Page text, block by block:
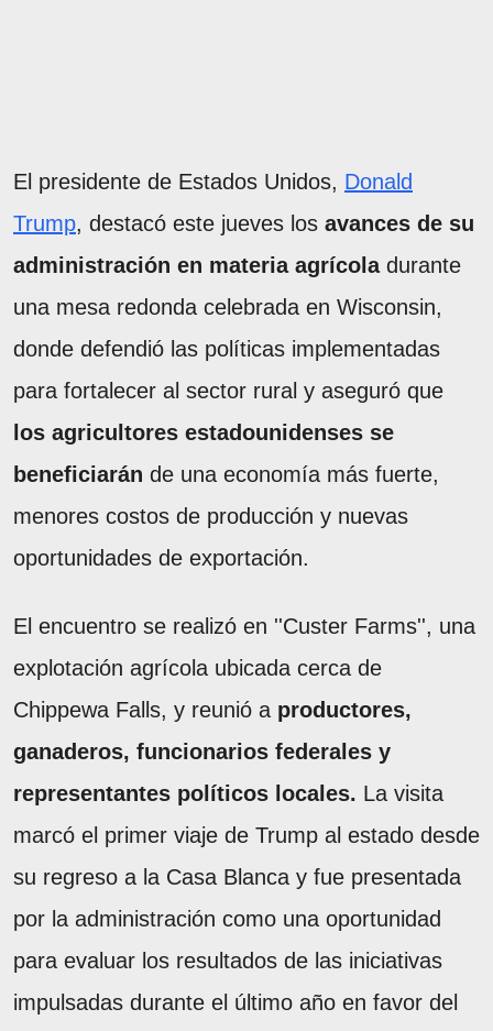
El presidente de Estados Unidos, Donald
Trump, destacó este jueves los avances de su
administración en materia agrícoladurante
una mesa redonda celebrada en Wisconsin,
donde defendió las políticas implementadas
para fortalecer al sector rural y aseguró que
los agricultores estadounidenses se
beneficiarán de una economía más fuerte,
menores costos de producción y nuevas
oportunidades de exportación.
El encuentro se realizó en ''Custer Farms'', una
explotación agrícola ubicada cerca de
Chippewa Falls, y reunió a productores,
ganaderos, funcionarios federales y
representantes políticos locales. La visita
marcó el primer viaje de Trump al estado desde
su regreso a la Casa Blanca y fue presentada
por la administración como una oportunidad
para evaluar los resultados de las iniciativas
impulsadas durante el último año en favor del